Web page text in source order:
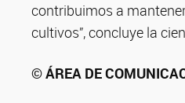
contribuimos a
cultivos”, concluye la
© ÁREA DE